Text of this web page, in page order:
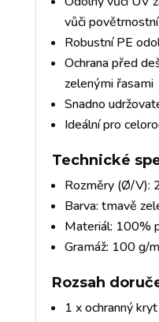
vůči
Robustní PE
Ochrana před
zelenými řasami
Snadno
Ideální pro
Technické
Rozměry (Ø/V):
Barva: tmavě
Materiál: 100%
Gramáž: 100 g/
Rozsah
1 x ochranný kryt